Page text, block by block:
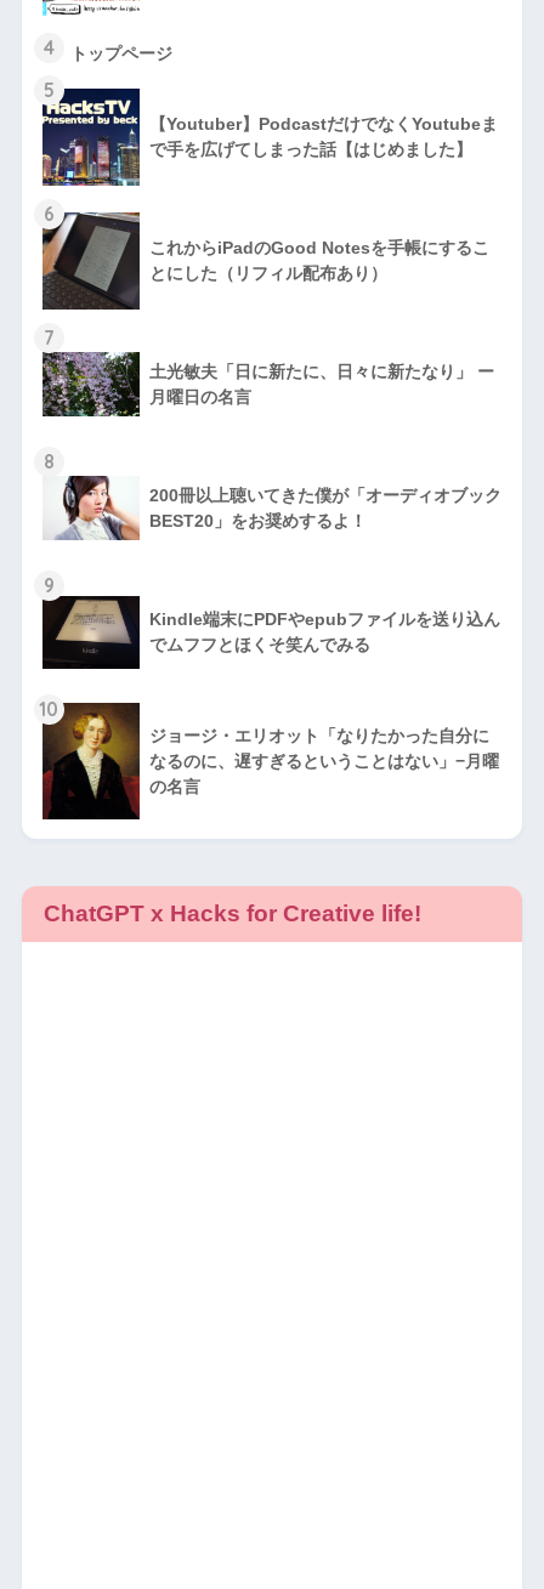
4 トップページ
5
【Youtuber】PodcastだけでなくYoutubeま
で手を広げてしまった話【はじめました】
6
これからiPadのGood Notesを手帳にするこ
とにした（リフィル配布あり）
7
土光敏夫「日に新たに、日々に新たなり」 ー
月曜日の名言
8
200冊以上聴いてきた僕が「オーディオブック
BEST20」をお奨めするよ！
9
Kindle端末にPDFやepubファイルを送り込ん
でムフフとほくそ笑んでみる
10
ジョージ・エリオット「なりたかった自分に
なるのに、遅すぎるということはない」−月曜
の名言
ChatGPT x Hacks for Creative life!